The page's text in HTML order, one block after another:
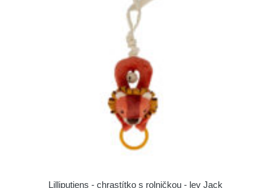
Lilliputiens - chrastítko s rolničkou - lev Jack